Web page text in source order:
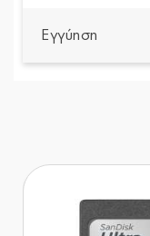
Εγγύηση